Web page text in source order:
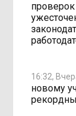
16:32,
новому